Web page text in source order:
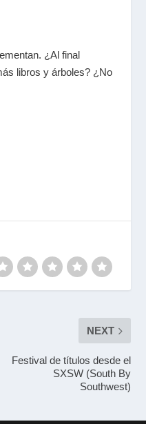
¿Al final
libros y árboles? ¿No
NEXT
Festival de títulos desde el
SXSW (South By
Southwest)